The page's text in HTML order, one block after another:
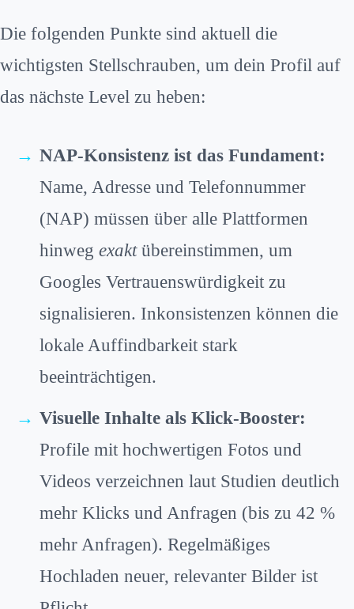
Die folgenden Punkte sind aktuell die
wichtigsten Stellschrauben, um dein Profil auf
das nächste Level zu heben:
NAP-Konsistenz ist das Fundament:
Name, Adresse und Telefonnummer
(NAP) müssen über alle Plattformen
hinweg exaktübereinstimmen, um
Googles Vertrauenswürdigkeit zu
signalisieren. Inkonsistenzen können die
lokale Auffindbarkeit stark
beeinträchtigen.
Visuelle Inhalte als Klick-Booster:
Profile mit hochwertigen Fotos und
Videos verzeichnen laut Studien deutlich
mehr Klicks und Anfragen (bis zu 42 %
mehr Anfragen). Regelmäßiges
Hochladen neuer, relevanter Bilder ist